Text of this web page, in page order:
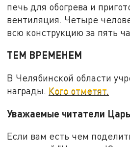
печь для обогрева и
вентиляция. Четыре
всю конструкцию за пять
ТЕМ ВРЕМЕНЕМ
В Челябинской области
награды. Кого отметят.
Уважаемые читатели
Если вам есть чем